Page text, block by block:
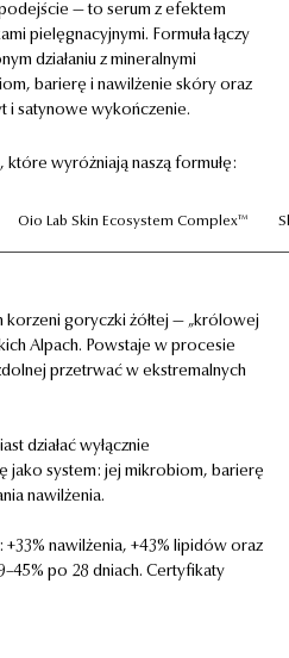
— to serum z efektem
pielęgnacyjnymi. Formuła łączy
działaniu z mineralnymi
barierę i nawilżenie skóry oraz
i satynowe wykończenie.
wyróżniają naszą formułę:
Oio Lab Skin Ecosystem Complex™
korzeni goryczki żółtej — „królowej
Alpach. Powstaje w procesie
przetrwać w ekstremalnych
działać wyłącznie
jako system: jej mikrobiom, barierę
nawilżenia.
+33% nawilżenia, +43% lipidów oraz
po 28 dniach. Certyfikaty